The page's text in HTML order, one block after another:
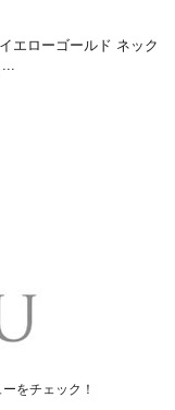
エローゴールド ネック
をチェック！